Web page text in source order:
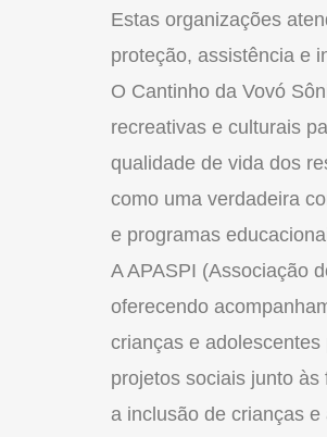
Estas organizações
proteção, assistência e
O Cantinho da Vovó
recreativas e culturais
qualidade de vida dos
como uma verdadeira
e programas
A APASPI (Associação
oferecendo
crianças e
projetos sociais junto
a inclusão de crianças